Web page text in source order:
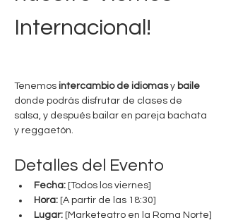
Internacional!
Tenemos intercambio de idiomas y baile
donde podrás disfrutar de clases de
salsa, y después bailar en pareja bachata
y reggaetón.
Detalles del Evento
Fecha: [Todos los viernes]
Hora: [A partir de las 18:30]
Lugar: [Marketeatro en la Roma Norte]